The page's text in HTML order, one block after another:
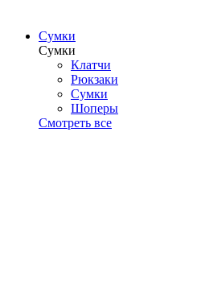
Сумки
Сумки
Клатчи
Рюкзаки
Сумки
Шоперы
Смотреть все